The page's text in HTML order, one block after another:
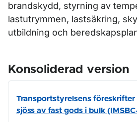
brandskydd, styrning av
lastutrymmen, lastsäkring,
utbildning och
Konsoliderad version
Transportstyrelsens föreskrifter
sjöss av fast gods i bulk